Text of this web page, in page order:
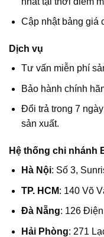
Cập nhật bảng giá
Dịch vụ
Tư vấn miễn phí
Bảo hành chính
Đổi trả trong 7
sản xuất.
Hệ thống chi nhánh
Hà Nội: Số 3,
TP. HCM: 140 Võ
Đà Nẵng: 126
Hải Phòng: 271